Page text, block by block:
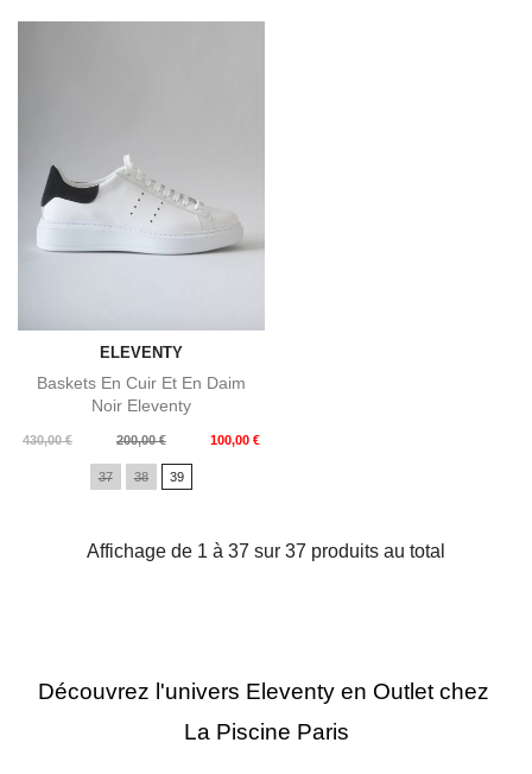
ELEVENTY
Baskets En Cuir Et En Daim
Noir Eleventy
430,00 €
Prix
200,00 € 100,00 €
Prix
37 38 39
Affichage de 1 à 37 sur 37 produits au total
Découvrez l'univers Eleventy en Outlet chez
La Piscine Paris